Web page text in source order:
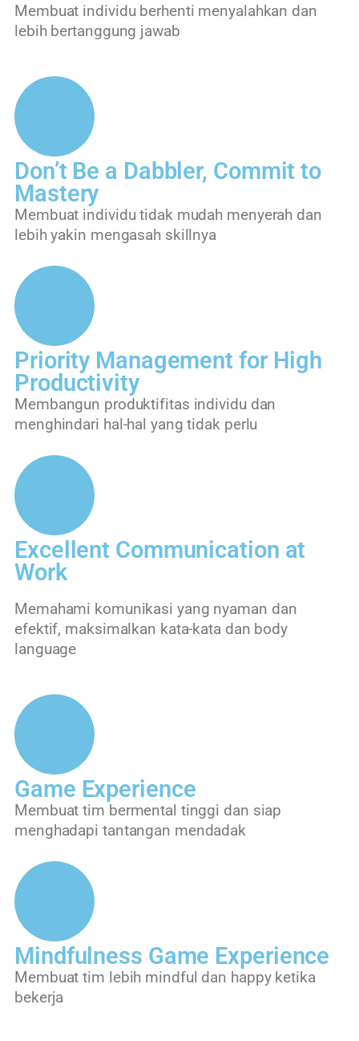
Membuat individu berhenti menyalahkan dan
lebih bertanggung jawab
Don’t Be a Dabbler, Commit to
Mastery
Membuat individu tidak mudah menyerah dan
lebih yakin mengasah skillnya
Priority Management for High
Productivity
Membangun produktifitas individu dan
menghindari hal-hal yang tidak perlu
Excellent Communication at
Work
Memahami komunikasi yang nyaman dan
efektif, maksimalkan kata-kata dan body
language
Game Experience
Membuat tim bermental tinggi dan siap
menghadapi tantangan mendadak
Mindfulness Game Experience
Membuat tim lebih mindful dan happy ketika
bekerja